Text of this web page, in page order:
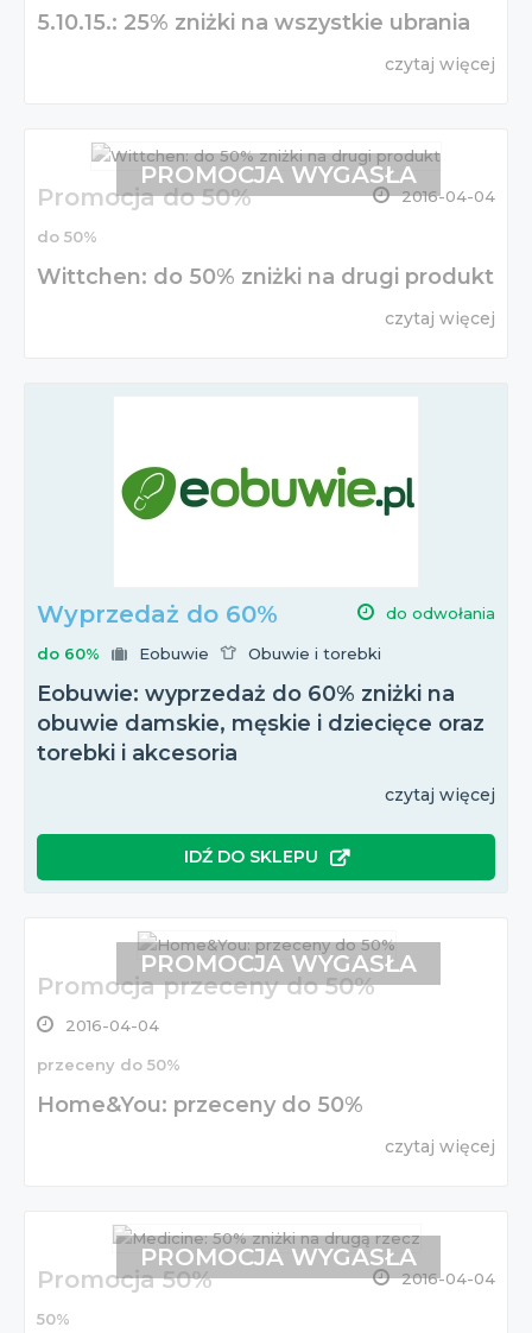
5.10.15.: 25% zniżki na wszystkie ubrania
czytaj więcej
Promocja do 50% 2016-04-04
do 50%
Wittchen: do 50% zniżki na drugi produkt
czytaj więcej
PROMOCJA WYGASŁA
Wyprzedaż do 60% do odwołania
do 60% Eobuwie Obuwie i torebki
Eobuwie: wyprzedaż do 60% zniżki na
obuwie damskie, męskie i dziecięce oraz
torebki i akcesoria
czytaj więcej
IDŹ DO SKLEPU
Promocja przeceny do 50%
2016-04-04
przeceny do 50%
Home&You: przeceny do 50%
czytaj więcej
PROMOCJA WYGASŁA
Promocja 50% 2016-04-04
50%
PROMOCJA WYGASŁA